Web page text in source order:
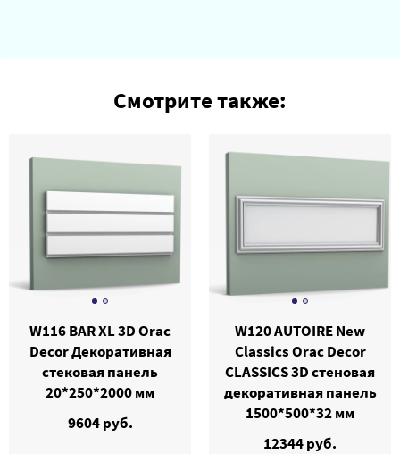
Смотрите также:
W116 BAR XL 3D Orac
Decor Декоративная
стековая панель
20*250*2000 мм
9604 руб.
W120 AUTOIRE New
Classics Orac Decor
CLASSICS 3D стеновая
декоративная панель
1500*500*32 мм
12344 руб.